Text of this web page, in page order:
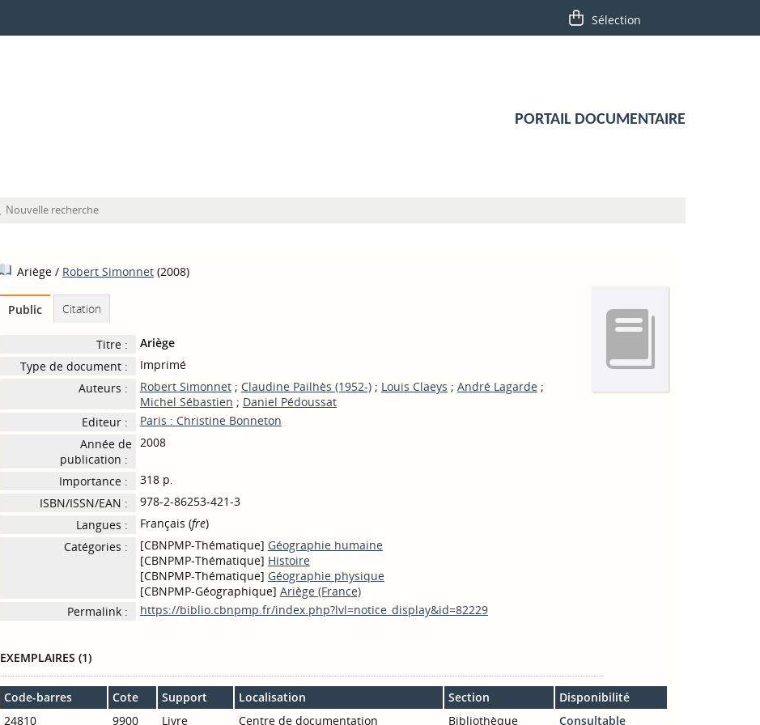
PORTAIL DOCUMENTAIRE
Nouvelle recherche
Ariège/ Robert Simonnet(2008)
Public Citation
Titre :
Ariège
Type de document :
Imprimé
Auteurs :
Robert Simonnet; Claudine Pailhès (1952-); Louis Claeys ; André Lagarde;
Michel Sébastien ; Daniel Pédoussat
Editeur :
Paris : Christine Bonneton
Année de
publication :
2008
Importance :
318 p.
ISBN/ISSN/EAN :
978-2-86253-421-3
Langues :
Français (fre)
Catégories :
[CBNPMP-Thématique] Géographie humaine
[CBNPMP-Thématique] Histoire
[CBNPMP-Thématique] Géographie physique
[CBNPMP-Géographique] Ariège (France)
Permalink :
https://biblio.cbnpmp.fr/index.php?lvl=notice_display&id=82229
EXEMPLAIRES (1)
Code-barres Cote Support Localisation Section
Disponibilité
24810
9900 Livre Centre de documentation Bibliothèque Consultable